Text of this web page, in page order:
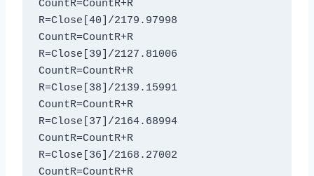
CountR=CountR+R
R=Close[40]/2179.97998
CountR=CountR+R
R=Close[39]/2127.81006
CountR=CountR+R
R=Close[38]/2139.15991
CountR=CountR+R
R=Close[37]/2164.68994
CountR=CountR+R
R=Close[36]/2168.27002
CountR=CountR+R